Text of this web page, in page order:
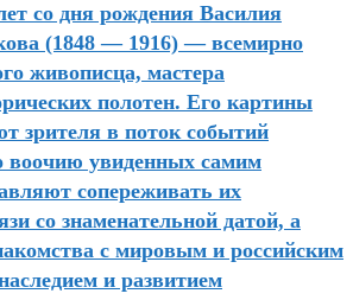
со дня рождения Василия
(1848 — 1916) — всемирно
живописца, мастера
полотен. Его картины
зрителя в поток событий
воочию увиденных самим
сопереживать их
со знаменательной датой, а
с мировым и российским
и развитием